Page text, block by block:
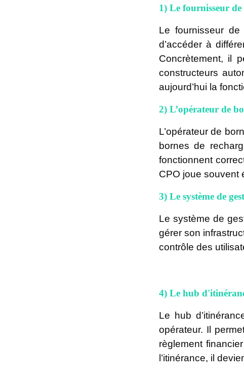
1) Le fournisseur
Le fournisseur
d’accéder à
Concrètement, il
constructeurs
aujourd’hui la
2) L’opérateur de
L’opérateur de
bornes de
fonctionnent
CPO joue souvent
3) Le système de
Le système de
gérer son
contrôle des
4) Le hub
Le hub
opérateur. Il
règlement
l’itinérance, il